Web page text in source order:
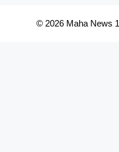
© 2026 Maha News